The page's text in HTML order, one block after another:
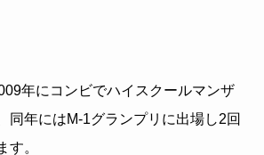
年にコンビでハイスクールマンザ
同年にはM-1グランプリに出場し2回
す。